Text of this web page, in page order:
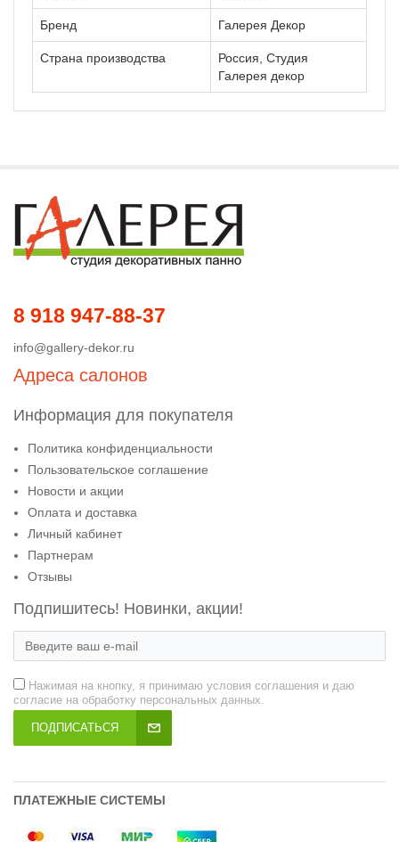
Бренд Галерея Декор
Страна производства
Россия, Студия
Галерея декор
8 918 947-88-37
info@gallery-dekor.ru
Адреса салонов
Информация для покупателя
Политика конфиденциальности
Пользовательское соглашение
Новости и акции
Оплата и доставка
Личный кабинет
Партнерам
Отзывы
Подпишитесь! Новинки, акции!
Нажимая на кнопку, я принимаю условия соглашения и даю
согласие на обработку персональных данных.
ПОДПИСАТЬСЯ
ПЛАТЕЖНЫЕ СИСТЕМЫ